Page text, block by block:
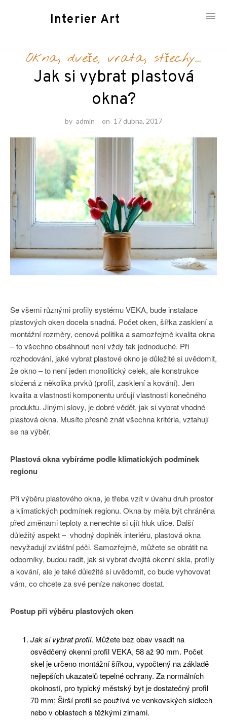
Interier Art
Okna, dveře, vrata, střechy...
Jak si vybrat plastová
okna?
by admin on 17 dubna, 2017
Se všemi různými profily systému VEKA, bude instalace
plastových oken docela snadná. Počet oken, šířka zasklení a
montážní rozměry, cenová politika a samozřejmě kvalita okna
– to všechno obsáhnout není vždy tak jednoduché. Při
rozhodování, jaké vybrat plastové okno je důležité si uvědomit,
že okno – to není jeden monolitický celek, ale konstrukce
složená z několika prvků (profil, zasklení a kování). Jen
kvalita a vlastnosti komponentu určují vlastnosti konečného
produktu. Jinými slovy, je dobré vědět, jak si vybrat vhodné
plastová okna. Musíte přesně znát všechna kritéria, vztahují
se na výběr.
Plastová okna vybíráme podle klimatických podmínek
regionu
Při výběru plastového okna, je třeba vzít v úvahu druh prostor
a klimatických podmínek regionu. Okna by měla být chráněna
před změnami teploty a nenechte si ujít hluk ulice. Další
důležitý aspekt – vhodný doplněk interiéru, plastová okna
nevyžadují zvláštní péči. Samozřejmě, můžete se obrátit na
odborníky, budou radit, jak si vybrat dvojitá okenní skla, profily
a kování, ale je také důležité si uvědomit, co bude vyhovovat
vám, co chcete za své peníze nakonec dostat.
Postup při výběru plastových oken
Jak si vybrat profil. Můžete bez obav vsadit na
osvědčený okenní profil VEKA, 58 až 90 mm. Počet
skel je určeno montážní šířkou, vypočtený na základě
nejlepších ukazatelů tepelné ochrany. Za normálních
okolností, pro typický městský byt je dostatečný profil
70 mm; Širší profil se používá ve venkovských sídlech
nebo v oblastech s těžkými zimami.